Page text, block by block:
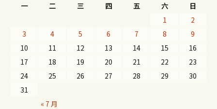
一
二 三 四 五 六
日
1
2
3
4 5 6 7 8
9
10
11 12 13 14 15
16
17
18 19 20 21 22
23
24
25 26 27 28 29
30
31
« 7 月